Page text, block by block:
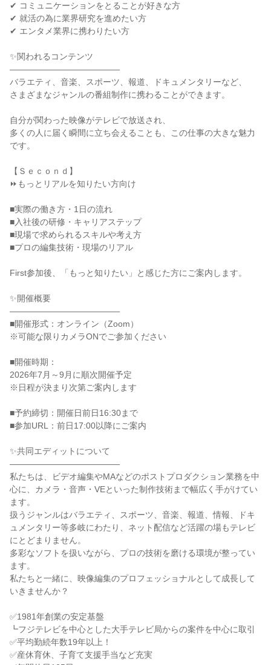
✔ コミュニケーションをとることが好きな方
✔ 就活の為に業界研究を進めたい方
✔ エンタメ業界に携わりたい方
✨関われるコンテンツ
―――――――――――――
バラエティ、音楽、スポーツ、報道、ドキュメンタリーなど、
さまざまなジャンルの番組制作に携わることができます。
自分が関わった映像がテレビで放送され、
多くの人に届く瞬間に立ち会えることも、この仕事の大きな魅力
です。
【Ｓｅｃｏｎｄ】
⏩もっとリアルを知りたい方向け
■実際の働き方・1日の流れ
■入社後の研修・キャリアステップ
■現場で求められるスキルや考え方
■プロの編集技術・現場のリアル
First参加後、「もっと知りたい」と感じた方にご案内します。
✨開催概要
―――――――――――――
■開催形式：オンライン（Zoom）
※可能な限りカメラONでご参加ください
■開催時期：
2026年7月～9月に順次開催予定
※日程が決まり次第ご案内します
■予約締切：開催日前日16:30まで
■参加URL：前日17:00以降にご案内
✨共同エディットについて
―――――――――――――
私たちは、ビデオ編集やMAなどのポストプロダクション業務を中
心に、カメラ・音声・VEといった制作技術まで幅広く手がけてい
ます。
扱うジャンルはバラエティ、スポーツ、音楽、報道、情報、ドキ
ュメンタリー等多岐にわたり、ネット配信など活躍の場もテレビ
にとどまりません。
多彩なソフトを扱いながら、プロの技術を磨ける環境が整ってい
ます。
私たちと一緒に、映像編集のプロフェッショナルとして成長して
いきませんか？
✅1981年創業の安定基盤
┗フジテレビを中心とした大手テレビ局からの案件を中心に取引
✅平均勤続年数19年以上！
✅産休育休、子育て支援手当など充実